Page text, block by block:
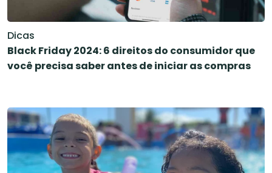
Dicas
Black Friday 2024: 6 direitos do consumidor que
você precisa saber antes de iniciar as compras